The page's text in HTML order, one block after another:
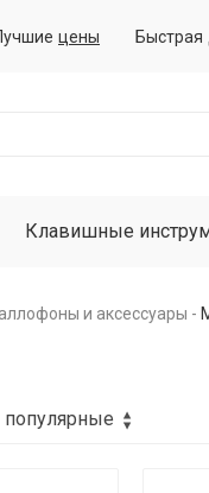
цены Быстрая
Клавишные
и аксессуары